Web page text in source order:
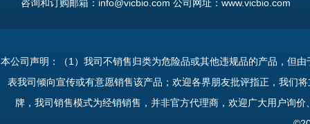
咨询和订购邮箱：info@vicbio.com 公司网址：www.vicbio.com
Tel: +86-13691409741
Address: Room 603, Floor 6, Building 30A, No.26, Xihuannan
本公司声明：（1）我司不销售归类为危险品或其他违规品的产品，但
表我司倾向宣传或有意愿销售该产品；欢迎各界朋友批评指正，我们
牌，我司销售模式为经销销售，并非官方代理商，欢迎广大用户询